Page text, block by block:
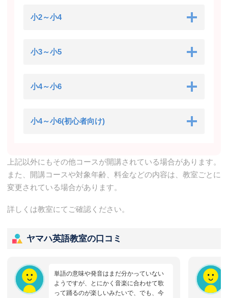
小2～小4
小3～小5
小4～小6
小4～小6(初心者向け)
上記以外にもその他コースが開講されている場合があります。
また、開講コースや対象年齢、料金などの内容は、教室ごとに
変更されている場合があります。
詳しくは教室にてご確認ください。
ヤマハ英語教室の口コミ
単語の意味や発音はまだ分かっていない
ようですが、とにかく音楽に合わせて歌
って踊るのが楽しいみたいで、でも、今